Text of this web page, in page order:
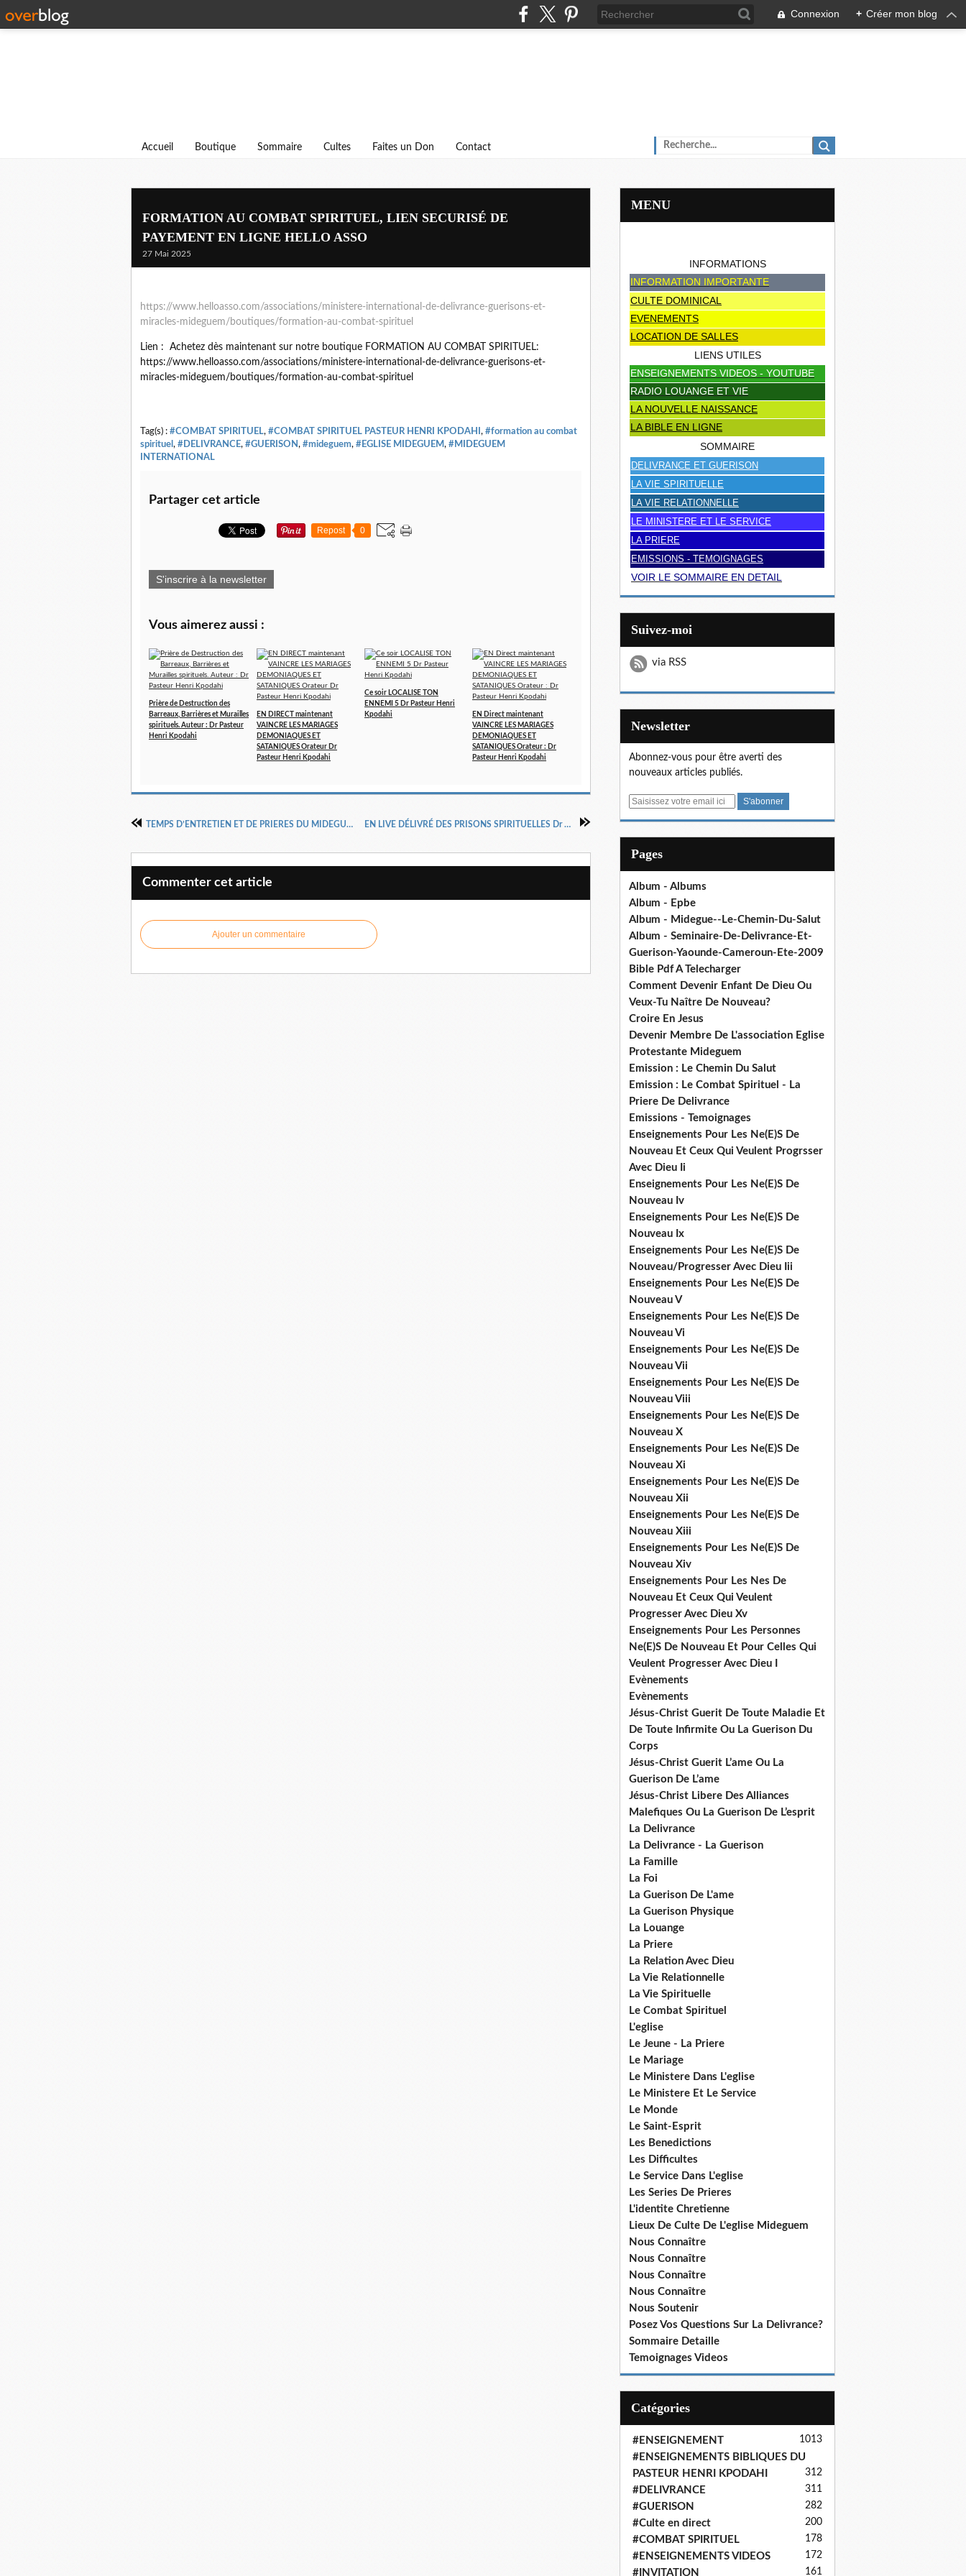
Connexion + Créer mon blog
Accueil Boutique Sommaire Cultes Faites un Don Contact
FORMATION AU COMBAT SPIRITUEL, LIEN SECURISÉ DE
PAYEMENT EN LIGNE HELLO ASSO
27 Mai 2025
https://www.helloasso.com/associations/ministere-international-de-delivrance-guerisons-et-
miracles-mideguem/boutiques/formation-au-combat-spirituel
Lien : Achetez dès maintenant sur notre boutique FORMATION AU COMBAT SPIRITUEL:
https://www.helloasso.com/associations/ministere-international-de-delivrance-guerisons-et-
miracles-mideguem/boutiques/formation-au-combat-spirituel
Tag(s) : #COMBAT SPIRITUEL, #COMBAT SPIRITUEL PASTEUR HENRI KPODAHI , #formation au combat
spirituel , #DELIVRANCE, #GUERISON, #mideguem, #EGLISE MIDEGUEM, #MIDEGUEM
INTERNATIONAL
Partager cet article
Repost 0
S'inscrire à la newsletter
Vous aimerez aussi :
Prière de Destruction des
Barreaux, Barrières et Murailles
spirituels. Auteur : Dr Pasteur
Henri Kpodahi
EN DIRECT maintenant
VAINCRE LES MARIAGES
DEMONIAQUES ET
SATANIQUES Orateur Dr
Pasteur Henri Kpodahi
Ce soir LOCALISE TON
ENNEMI 5 Dr Pasteur Henri
Kpodahi
EN Direct maintenant
VAINCRE LES MARIAGES
DEMONIAQUES ET
SATANIQUES Orateur : Dr
Pasteur Henri Kpodahi
TEMPS D’ENTRETIEN ET DE PRIERES DU MIDEGUEM INTERNATIONAL EN LIVE DÉLIVRÉ DES PRISONS SPIRITUELLES Dr Pasteur Henri Kpodahi
Commenter cet article
Ajouter un commentaire
MENU
INFORMATIONS
INFORMATION IMPORTANTE
CULTE DOMINICAL
EVENEMENTS
LOCATION DE SALLES
LIENS UTILES
ENSEIGNEMENTS VIDEOS - YOUTUBE
RADIO LOUANGE ET VIE
LA NOUVELLE NAISSANCE
LA BIBLE EN LIGNE
SOMMAIRE
DELIVRANCE ET GUERISON
LA VIE SPIRITUELLE
LA VIE RELATIONNELLE
LE MINISTERE ET LE SERVICE
LA PRIERE
EMISSIONS - TEMOIGNAGES
VOIR LE SOMMAIRE EN DETAIL
Suivez-moi
via RSS
Newsletter
Abonnez-vous pour être averti des
nouveaux articles publiés.
E
Pages
Album - Albums
Album - Epbe
Album - Midegue--Le-Chemin-Du-Salut
Album - Seminaire-De-Delivrance-Et-
Guerison-Yaounde-Cameroun-Ete-2009
Bible Pdf A Telecharger
Comment Devenir Enfant De Dieu Ou
Veux-Tu Naître De Nouveau?
Croire En Jesus
Devenir Membre De L'association Eglise
Protestante Mideguem
Emission : Le Chemin Du Salut
Emission : Le Combat Spirituel - La
Priere De Delivrance
Emissions - Temoignages
Enseignements Pour Les Ne(E)S De
Nouveau Et Ceux Qui Veulent Progrsser
Avec Dieu Ii
Enseignements Pour Les Ne(E)S De
Nouveau Iv
Enseignements Pour Les Ne(E)S De
Nouveau Ix
Enseignements Pour Les Ne(E)S De
Nouveau/Progresser Avec Dieu Iii
Enseignements Pour Les Ne(E)S De
Nouveau V
Enseignements Pour Les Ne(E)S De
Nouveau Vi
Enseignements Pour Les Ne(E)S De
Nouveau Vii
Enseignements Pour Les Ne(E)S De
Nouveau Viii
Enseignements Pour Les Ne(E)S De
Nouveau X
Enseignements Pour Les Ne(E)S De
Nouveau Xi
Enseignements Pour Les Ne(E)S De
Nouveau Xii
Enseignements Pour Les Ne(E)S De
Nouveau Xiii
Enseignements Pour Les Ne(E)S De
Nouveau Xiv
Enseignements Pour Les Nes De
Nouveau Et Ceux Qui Veulent
Progresser Avec Dieu Xv
Enseignements Pour Les Personnes
Ne(E)S De Nouveau Et Pour Celles Qui
Veulent Progresser Avec Dieu I
Evènements
Evènements
Jésus-Christ Guerit De Toute Maladie Et
De Toute Infirmite Ou La Guerison Du
Corps
Jésus-Christ Guerit L’ame Ou La
Guerison De L’ame
Jésus-Christ Libere Des Alliances
Malefiques Ou La Guerison De L’esprit
La Delivrance
La Delivrance - La Guerison
La Famille
La Foi
La Guerison De L'ame
La Guerison Physique
La Louange
La Priere
La Relation Avec Dieu
La Vie Relationnelle
La Vie Spirituelle
Le Combat Spirituel
L'eglise
Le Jeune - La Priere
Le Mariage
Le Ministere Dans L'eglise
Le Ministere Et Le Service
Le Monde
Le Saint-Esprit
Les Benedictions
Les Difficultes
Le Service Dans L'eglise
Les Series De Prieres
L'identite Chretienne
Lieux De Culte De L'eglise Mideguem
Nous Connaître
Nous Connaître
Nous Connaître
Nous Connaître
Nous Soutenir
Posez Vos Questions Sur La Delivrance?
Sommaire Detaille
Temoignages Videos
Catégories
#ENSEIGNEMENT 1013
#ENSEIGNEMENTS BIBLIQUES DU
PASTEUR HENRI KPODAHI
312
#DELIVRANCE 311
#GUERISON 282
#Culte en direct 200
#COMBAT SPIRITUEL 178
#ENSEIGNEMENTS VIDEOS 172
#INVITATION 161